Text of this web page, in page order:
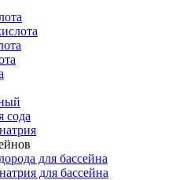
сода
для бассейна
для бассейна